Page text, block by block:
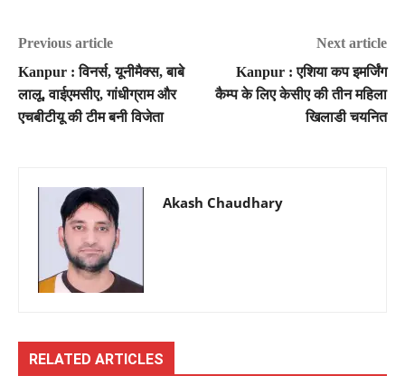
Previous article
Kanpur : विनर्स, यूनीमैक्स, बाबे
लालू, वाईएमसीए, गांधीग्राम और
एचबीटीयू की टीम बनी विजेता
Next article
Kanpur : एशिया कप इमर्जिंग
कैम्प के लिए केसीए की तीन महिला
खिलाडी चयनित
Akash Chaudhary
RELATED ARTICLES